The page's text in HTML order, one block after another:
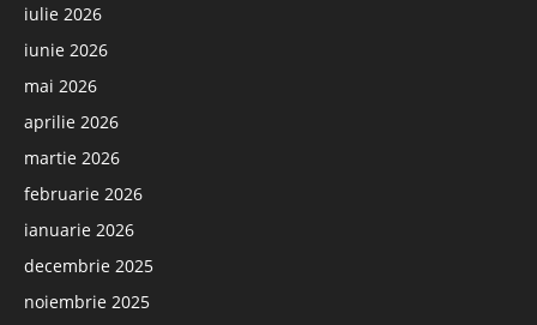
iulie 2026
iunie 2026
mai 2026
aprilie 2026
martie 2026
februarie 2026
ianuarie 2026
decembrie 2025
noiembrie 2025